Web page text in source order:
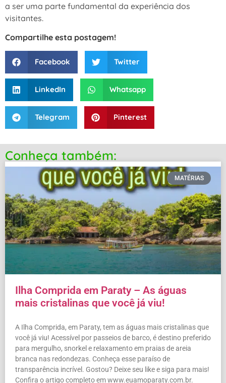
a ser uma parte fundamental da experiência dos
visitantes.
Compartilhe esta postagem!
Facebook Twitter
LinkedIn Whatsapp
Telegram Pinterest
Conheça também:
MATÉRIAS
Ilha Comprida em Paraty – As águas
mais cristalinas que você já viu!
A Ilha Comprida, em Paraty, tem as águas mais cristalinas que
você já viu! Acessível por passeios de barco, é destino preferido
para mergulho, snorkel e relaxamento em praias de areia
branca nas redondezas. Conheça esse paraíso de
transparência incrível. Gostou? Deixe seu like e siga para mais!
Confira o artigo completo em www.euamoparaty.com.br.